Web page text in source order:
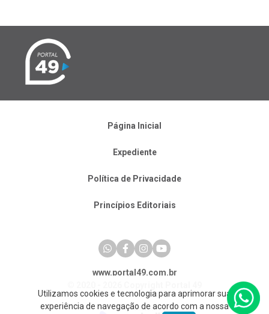
Página Inicial
Expediente
Política de Privacidade
Princípios Editoriais
www.portal49.com.br
Utilizamos cookies e tecnologia para aprimorar sua
experiência de navegação de acordo com a nossa